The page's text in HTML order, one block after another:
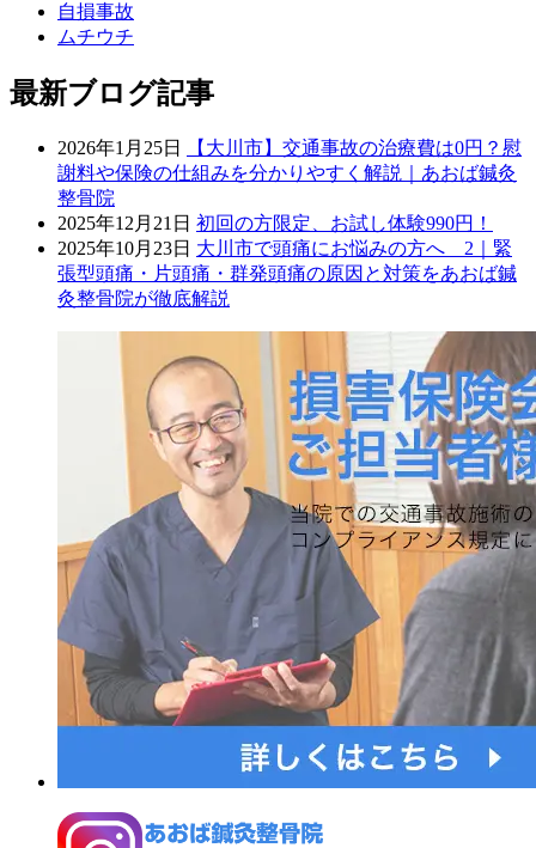
自損事故
ムチウチ
最新ブログ記事
2026年1月25日
【大川市】交通事故の治療費は0円？慰
謝料や保険の仕組みを分かりやすく解説｜あおば鍼灸
整骨院
2025年12月21日 初回の方限定、お試し体験990円！
2025年10月23日 大川市で頭痛にお悩みの方へ 2｜緊
張型頭痛・片頭痛・群発頭痛の原因と対策をあおば鍼
灸整骨院が徹底解説